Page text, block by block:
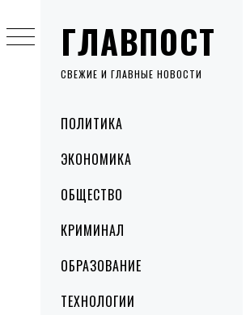
ГЛАВПОСТ
СВЕЖИЕ И ГЛАВНЫЕ НОВОСТИ
MenuПОЛИТИКА
ЭКОНОМИКА
ОБЩЕСТВО
КРИМИНАЛ
ОБРАЗОВАНИЕ
ТЕХНОЛОГИИ
to
content